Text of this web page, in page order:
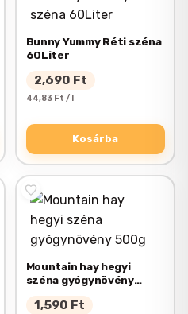
Bunny Yummy Réti széna
60Liter
2,690 Ft
44,83 Ft / l
Kosárba
Mountain hay hegyi
széna gyógynövény
500g
1,590 Ft